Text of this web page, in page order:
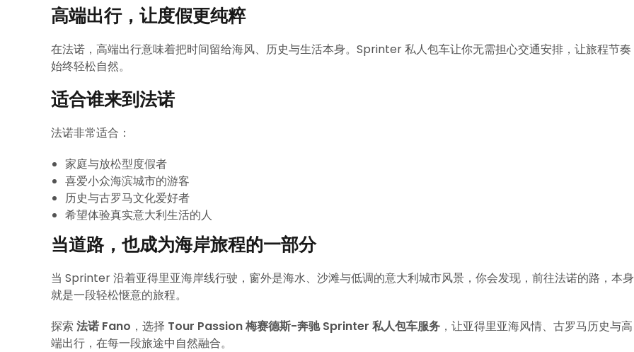
高端出行，让度假更纯粹
在法诺，高端出行意味着把时间留给海风、历史与生活本身。Sprinter 私人包车让你无需担心交通安排，让旅程节奏
始终轻松自然。
适合谁来到法诺
法诺非常适合：
家庭与放松型度假者
喜爱小众海滨城市的游客
历史与古罗马文化爱好者
希望体验真实意大利生活的人
当道路，也成为海岸旅程的一部分
当 Sprinter 沿着亚得里亚海岸线行驶，窗外是海水、沙滩与低调的意大利城市风景，你会发现，前往法诺的路，本身
就是一段轻松惬意的旅程。
探索 法诺 Fano ，选择 Tour Passion 梅赛德斯-奔驰 Sprinter 私人包车服务 ，让亚得里亚海风情、古罗马历史与高
端出行，在每一段旅途中自然融合。